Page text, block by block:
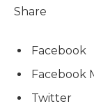
Share
Facebook
Facebook
Twitter